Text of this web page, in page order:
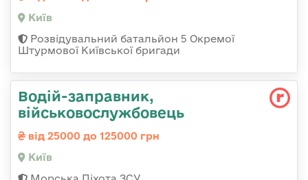
Київ
Розвідувальний батальйон 5 Окремої
Штурмової Київської бригади
Водій-заправник,
військовослужбовець
від 25000 до 125000 грн
Київ